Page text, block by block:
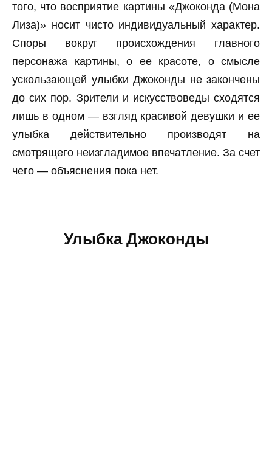
того, что восприятие картины «Джоконда (Мона
Лиза)» носит чисто индивидуальный характер.
Споры вокруг происхождения главного
персонажа картины, о ее красоте, о смысле
ускользающей улыбки Джоконды не закончены
до сих пор. Зрители и искусствоведы сходятся
лишь в одном — взгляд красивой девушки и ее
улыбка действительно производят на
смотрящего неизгладимое впечатление. За счет
чего — объяснения пока нет.
Улыбка Джоконды